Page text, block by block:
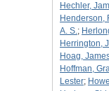
Hechler,
Henderson,
A. S.;
Herrington,
Hoag,
Hoffman,
Lester;